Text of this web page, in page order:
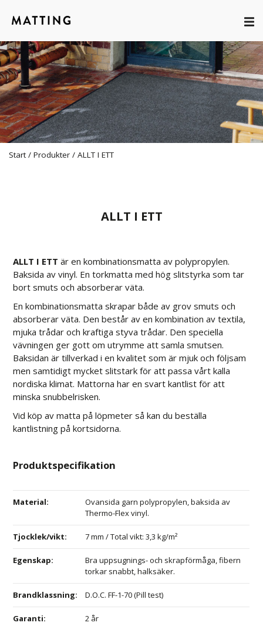
Start/ Produkter / ALLT I ETT
ALLT I ETT
ALLT I ETT är en kombinationsmatta av polypropylen.
Baksida av vinyl. En torkmatta med hög slitstyrka som tar
bort smuts och absorberar väta.
En kombinationsmatta skrapar både av grov smuts och
absorberar väta. Den består av en kombination av textila,
mjuka trådar och kraftiga styva trådar. Den speciella
vävningen ger gott om utrymme att samla smutsen.
Baksidan är tillverkad i en kvalitet som är mjuk och följsam
men samtidigt mycket slitstark för att passa vårt kalla
nordiska klimat. Mattorna har en svart kantlist för att
minska snubbelrisken.
Vid köp av matta på löpmeter så kan du beställa
kantlistning på kortsidorna.
Produktspecifikation
Material:
Ovansida garn polypropylen, baksida av
Thermo-Flex vinyl.
Tjocklek/vikt: 7 mm / Total vikt: 3,3 kg/m²
Egenskap:
Bra uppsugnings- och skrapförmåga, fibern
torkar snabbt, halksäker.
Brandklassning: D.O.C. FF-1-70 (Pill test)
Garanti: 2 år